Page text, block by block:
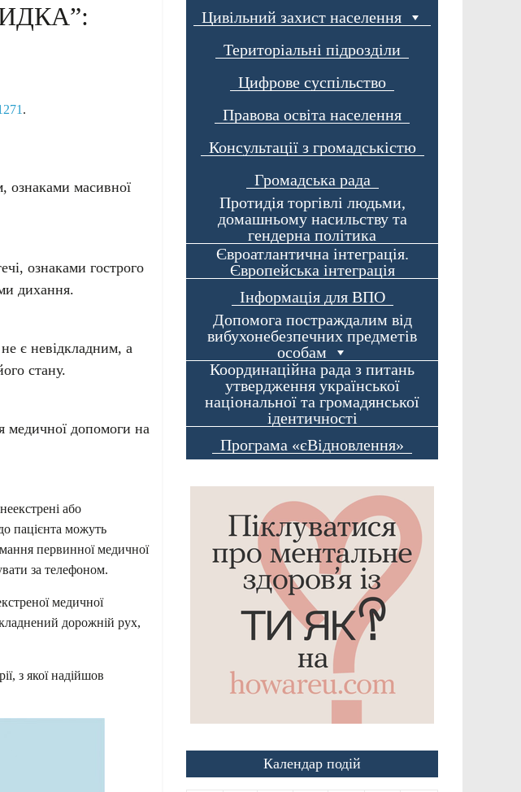
.
ознаками масивної
ознаками гострого
дихання.
є невідкладним, а
стану.
медичної допомоги на
або
пацієнта можуть
первинної медичної
за телефоном.
медичної
дорожній рух,
з якої надійшов
Цивільний захист населення
Територіальні підрозділи
Цифрове суспільство
Правова освіта населення
Консультації з громадськістю
Громадська рада
Протидія торгівлі людьми,
домашньому насильству та
гендерна політика
Євроатлантична інтеграція.
Європейська інтеграція
Інформація для ВПО
Допомога постраждалим від
вибухонебезпечних предметів
особам
Координаційна рада з питань
утвердження української
національної та громадянської
ідентичності
Програма «єВідновлення»
Календар подій